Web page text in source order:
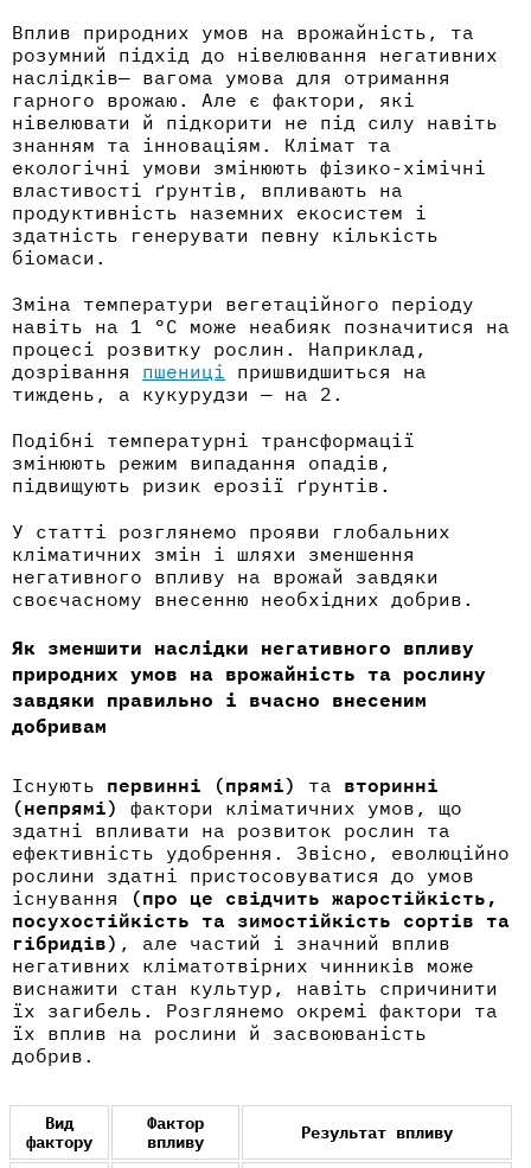
Вплив природних умов на врожайність, та
розумний підхід до нівелювання негативних
наслідків— вагома умова для отримання
гарного врожаю. Але є фактори, які
нівелювати й підкорити не під силу навіть
знанням та інноваціям. Клімат та
екологічні умови змінюють фізико-хімічні
властивості ґрунтів, впливають на
продуктивність наземних екосистем і
здатність генерувати певну кількість
біомаси.
Зміна температури вегетаційного періоду
навіть на 1 °C може неабияк позначитися на
процесі розвитку рослин. Наприклад,
дозрівання пшениці пришвидшиться на
тиждень, а кукурудзи — на 2.
Подібні температурні трансформації
змінюють режим випадання опадів,
підвищують ризик ерозії ґрунтів.
У статті розглянемо прояви глобальних
кліматичних змін і шляхи зменшення
негативного впливу на врожай завдяки
своєчасному внесенню необхідних добрив.
Як зменшити наслідки негативного впливу
природних умов на врожайність та рослину
завдяки правильно і вчасно внесеним
добривам
Існують первинні (прямі) та вторинні
(непрямі)
фактори кліматичних умов, що
здатні впливати на розвиток рослин та
ефективність удобрення . Звісно, еволюційно
рослини здатні пристосовуватися до умов
існування
(про це свідчить жаростійкість,
посухостійкість та зимостійкість сортів та
гібридів) , але частий і значний вплив
негативних кліматотвірних чинників може
виснажити стан культур , навіть спричинити
їх загибель. Розглянемо окремі фактори та
їх вплив на рослини й засвоюваність
добрив.
Вид
фактору
Фактор
впливу
Результат впливу